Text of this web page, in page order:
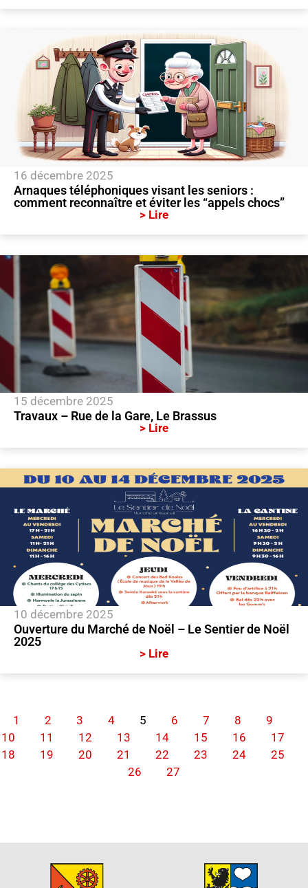
16 décembre 2025
Arnaques téléphoniques visant les seniors :
comment reconnaître et éviter les “appels chocs”
> Lire
15 décembre 2025
Travaux – Rue de la Gare, Le Brassus
> Lire
10 décembre 2025
Ouverture du Marché de Noël – Le Sentier de Noël
2025
> Lire
1 2 3 4 5 6 7 8
9
10
11 12 13 14 15 16
17
18
19 20 21 22 23 24
25
26
27